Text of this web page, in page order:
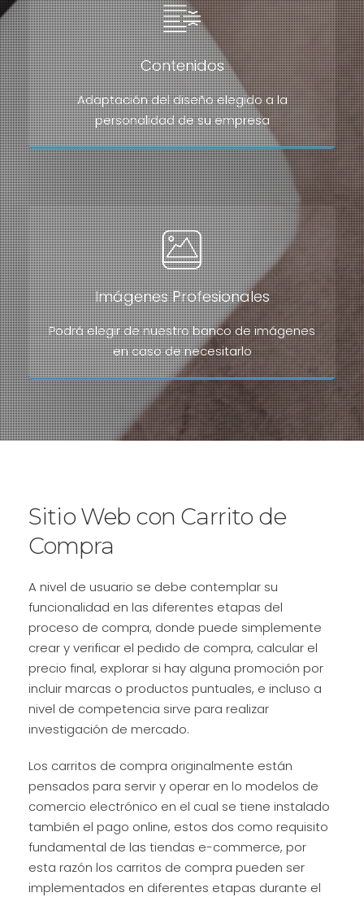
Contenidos
Adaptación del diseño elegido a la
personalidad de su empresa
Imágenes Profesionales
Podrá elegir de nuestro banco de imágenes
en caso de necesitarlo
Sitio Web con Carrito de
Compra
A nivel de usuario se debe contemplar su
funcionalidad en las diferentes etapas del
proceso de compra, donde puede simplemente
crear y verificar el pedido de compra, calcular el
precio final, explorar si hay alguna promoción por
incluir marcas o productos puntuales, e incluso a
nivel de competencia sirve para realizar
investigación de mercado.
Los carritos de compra originalmente están
pensados para servir y operar en lo modelos de
comercio electrónico en el cual se tiene instalado
también el pago online, estos dos como requisito
fundamental de las tiendas e-commerce, por
esta razón los carritos de compra pueden ser
implementados en diferentes etapas durante el